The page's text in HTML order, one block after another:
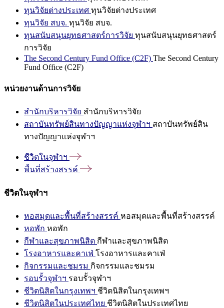
ทุนวิจัยต่างประเทศ ทุนวิจัยต่างประเทศ
ทุนวิจัย สบจ. ทุนวิจัย สบจ.
ทุนสนับสนุนยุทธศาสตร์การวิจัย ทุนสนับสนุนยุทธศาสตร์
การวิจัย
The Second Century Fund Office (C2F) The Second Century
Fund Office (C2F)
หน่วยงานด้านการวิจัย
สำนักบริหารวิจัย สำนักบริหารวิจัย
สถาบันทรัพย์สินทางปัญญาแห่งจุฬาฯ สถาบันทรัพย์สิน
ทางปัญญาแห่งจุฬาฯ
ชีวิตในจุฬาฯ
พื้นที่สร้างสรรค์
ชีวิตในจุฬาฯ
หอสมุดและพื้นที่สร้างสรรค์ หอสมุดและพื้นที่สร้างสรรค์
หอพัก หอพัก
กีฬาและสุขภาพนิสิต กีฬาและสุขภาพนิสิต
โรงอาหารและคาเฟ่ โรงอาหารและคาเฟ่
กิจกรรมและชมรม กิจกรรมและชมรม
รอบรั้วจุฬาฯ รอบรั้วจุฬาฯ
ชีวิตนิสิตในกรุงเทพฯ ชีวิตนิสิตในกรุงเทพฯ
ชีวิตนิสิตในประเทศไทย ชีวิตนิสิตในประเทศไทย